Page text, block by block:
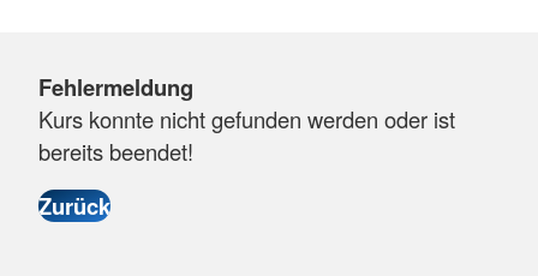
Fehlermeldung
Kurs konnte nicht gefunden werden oder ist
bereits beendet!